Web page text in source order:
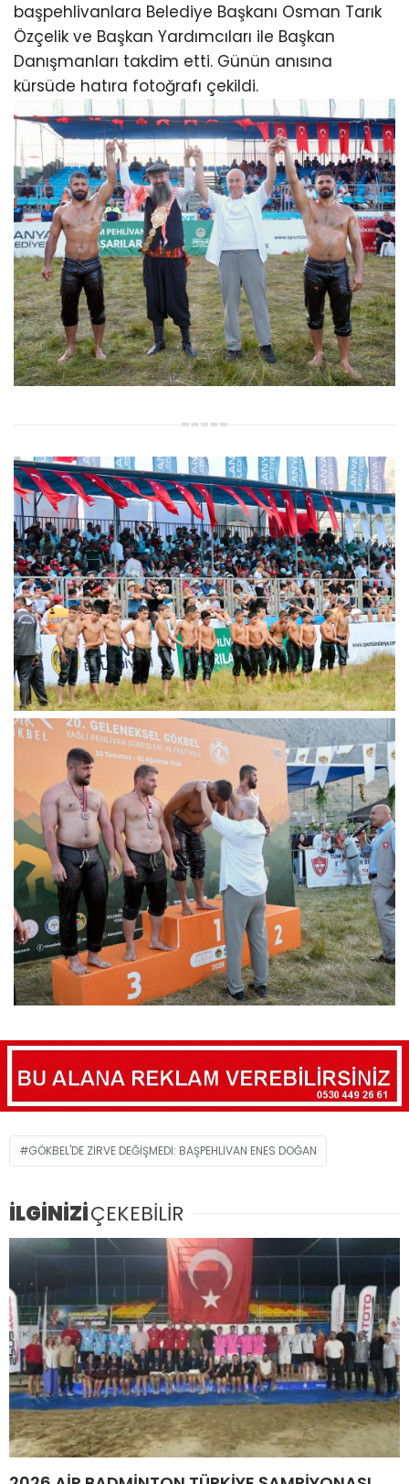
başpehlivanlara Belediye Başkanı Osman Tarık
Özçelik ve Başkan Yardımcıları ile Başkan
Danışmanları takdim etti. Günün anısına
kürsüde hatıra fotoğrafı çekildi.
GÖKBEL'DE ZİRVE DEĞİŞMEDİ: BAŞPEHLİVAN ENES DOĞAN
İLGİNİZİÇEKEBİLİR